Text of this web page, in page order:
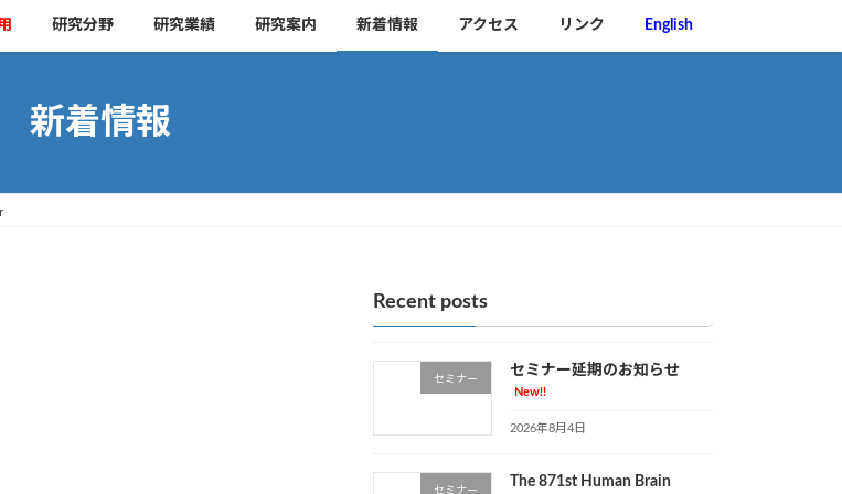
研究分野 研究業績 研究案内 新着情報 アクセス リンク English
新着情報
Recent posts
セミナー
セミナー延期のお知らせ
New!!
2026年8月4日
セミナー
The 871st Human Brain